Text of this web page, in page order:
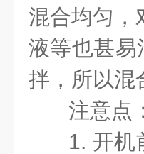
混合均匀，
液等也甚易
拌，所以混
注意点：
1. 开机